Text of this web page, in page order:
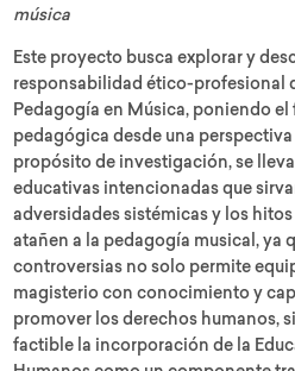
música
Este proyecto busca explorar y
responsabilidad ético-profesional
Pedagogía en Música, poniendo
pedagógica desde una
propósito de investigación, se
educativas intencionadas que
adversidades sistémicas y los
atañen a la pedagogía musical, ya
controversias no solo permite
magisterio con conocimiento y
promover los derechos humanos,
factible la incorporación de la